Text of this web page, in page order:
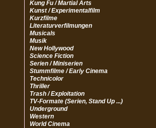
Kung Fu / Martial Arts
Kunst / Experimentalfilm
Kurzfilme
Literaturverfilmungen
Musicals
Musik
New Hollywood
Science Fiction
Serien / Miniserien
Stummfilme / Early Cinema
Technicolor
Thriller
Trash / Exploitation
TV-Formate (Serien, Stand Up ...)
Underground
Western
World Cinema